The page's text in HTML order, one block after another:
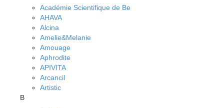
Académie Scientifique de Be
AHAVA
Alcina
Amelie&Melanie
Amouage
Aphrodite
APIVITA
Arcancil
Artistic
B